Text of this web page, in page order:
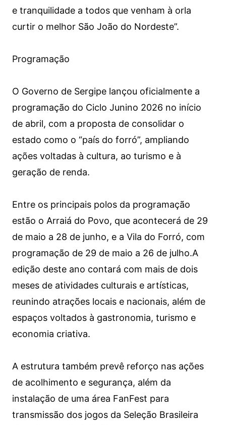
e tranquilidade a todos que venham à orla
curtir o melhor São João do Nordeste”.
Programação
O Governo de Sergipe lançou oficialmente a
programação do Ciclo Junino 2026 no início
de abril, com a proposta de consolidar o
estado como o “país do forró”, ampliando
ações voltadas à cultura, ao turismo e à
geração de renda.
Entre os principais polos da programação
estão o Arraiá do Povo, que acontecerá de 29
de maio a 28 de junho, e a Vila do Forró, com
programação de 29 de maio a 26 de julho.A
edição deste ano contará com mais de dois
meses de atividades culturais e artísticas,
reunindo atrações locais e nacionais, além de
espaços voltados à gastronomia, turismo e
economia criativa.
A estrutura também prevê reforço nas ações
de acolhimento e segurança, além da
instalação de uma área FanFest para
transmissão dos jogos da Seleção Brasileira